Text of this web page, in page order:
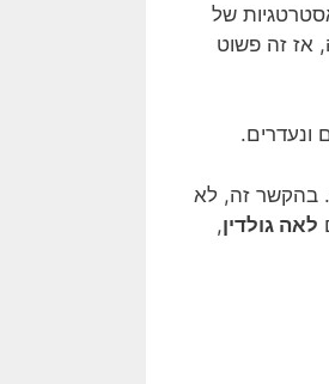
של
אז זה פשוט
ונעדרים.
בהקשר זה, לא
לאה גולדין,